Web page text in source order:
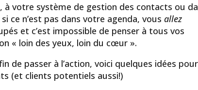
à votre système de gestion des contacts ou
ce n’est pas dans votre agenda, vousallez
et c’est impossible de penser à tous vos
« loin des yeux, loin du cœur ».
de passer à l’action, voici quelques idées pour
(et clients potentiels aussi!)